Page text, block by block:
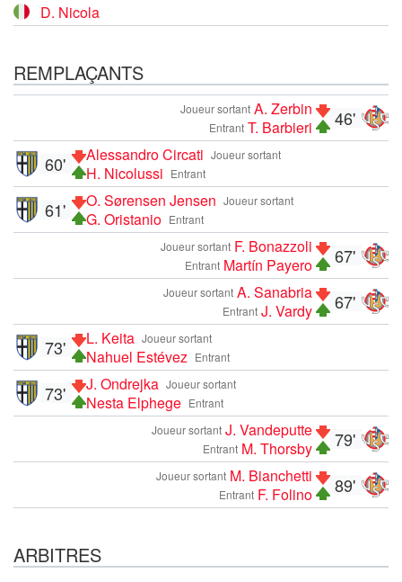
D. Nicola
REMPLAÇANTS
46'
Joueur sortant A. Zerbin
Entrant T. Barbieri
Joueur sortant
Alessandro Circati
Entrant
H. Nicolussi
60'
Joueur sortant
O. Sørensen Jensen
Entrant
G. Oristanio
61'
67'
Joueur sortant F. Bonazzoli
Entrant Martín Payero
67'
Joueur sortant A. Sanabria
Entrant J. Vardy
Joueur sortant
L. Keita
Entrant
Nahuel Estévez
73'
Joueur sortant
J. Ondrejka
Entrant
Nesta Elphege
73'
79'
Joueur sortant J. Vandeputte
Entrant M. Thorsby
89'
Joueur sortant M. Bianchetti
Entrant F. Folino
ARBITRES